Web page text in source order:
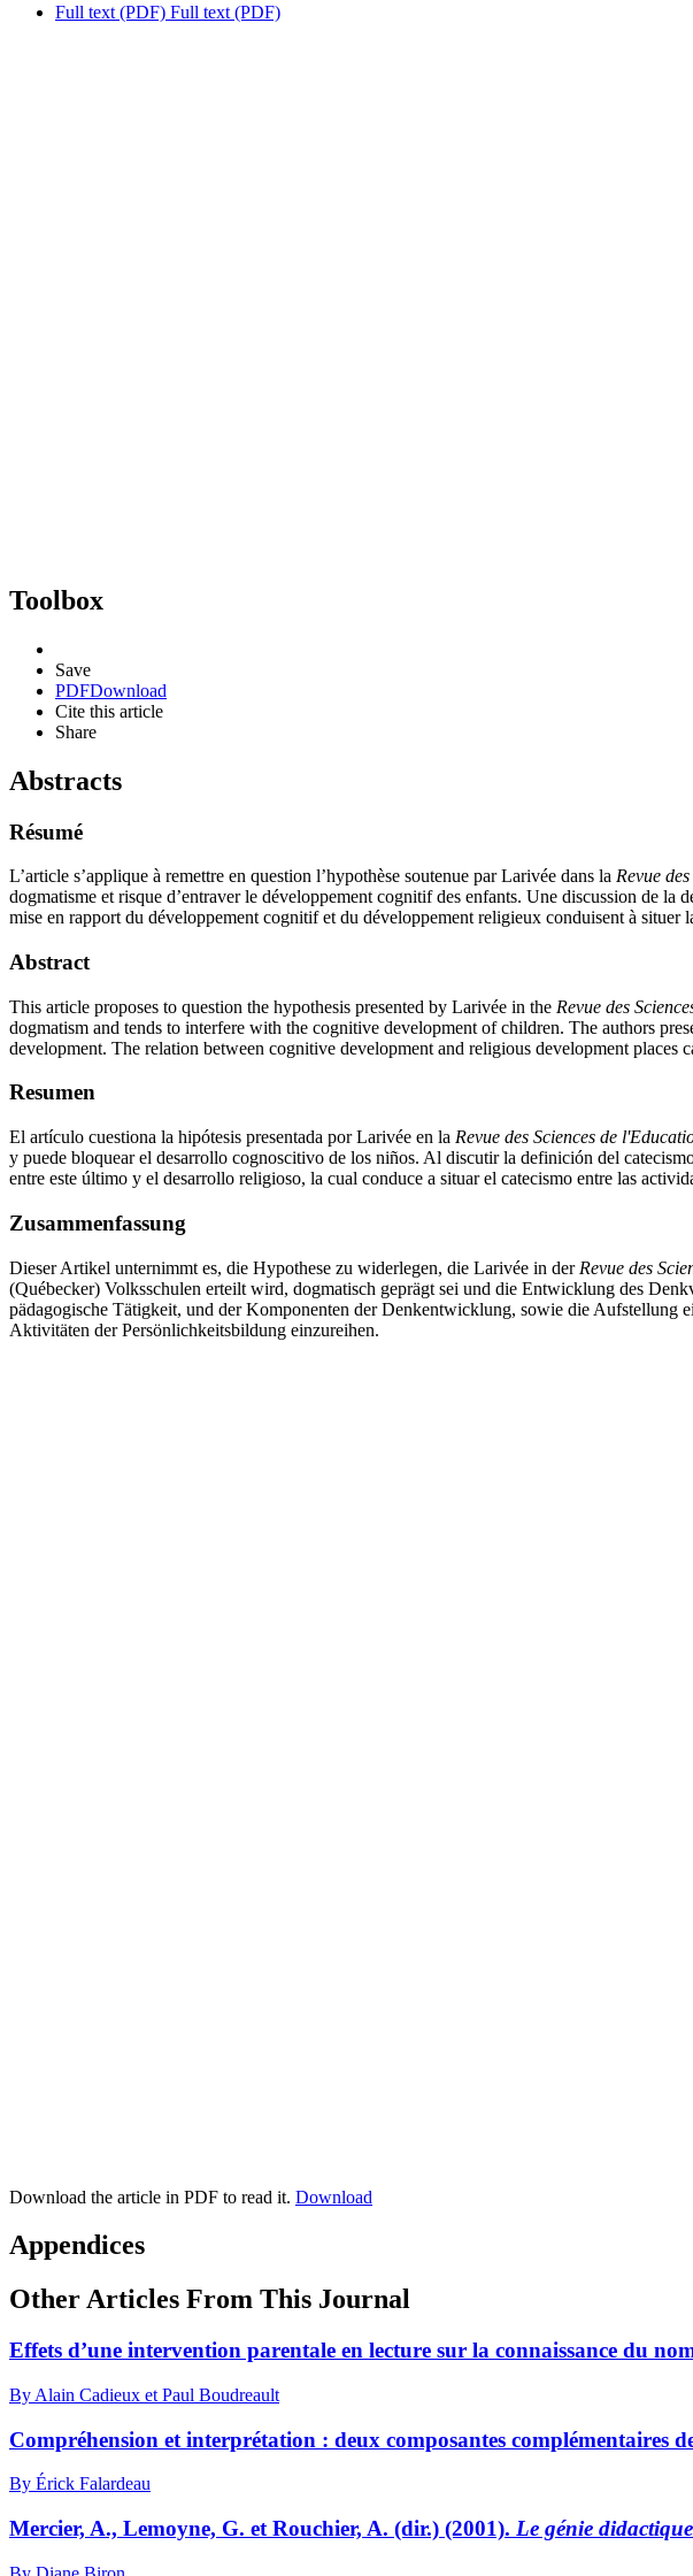
Full text (PDF) Full text (PDF)
Toolbox
Save
PDFDownload
Cite this article
Share
Abstracts
Résumé
L’article s’applique à remettre en question l’hypothèse soutenue par Larivée dans la Revue
dogmatisme et risque d’entraver le développement cognitif des enfants. Une discussion de
mise en rapport du développement cognitif et du développement religieux conduisent à situer
Abstract
This article proposes to question the hypothesis presented by Larivée in the Revue des
dogmatism and tends to interfere with the cognitive development of children. The authors
development. The relation between cognitive development and religious development places
Resumen
El artículo cuestiona la hipótesis presentada por Larivée en la Revue des Sciences de
y puede bloquear el desarrollo cognoscitivo de los niños. Al discutir la definición del
entre este último y el desarrollo religioso, la cual conduce a situar el catecismo entre las
Zusammenfassung
Dieser Artikel unternimmt es, die Hypothese zu widerlegen, die Larivée in der Revue des
(Québecker) Volksschulen erteilt wird, dogmatisch geprägt sei und die Entwicklung des
pädagogische Tätigkeit, und der Komponenten der Denkentwicklung, sowie die
Aktivitäten der Persönlichkeitsbildung einzureihen.
Download the article in PDF to read it. Download
Appendices
Other Articles From This Journal
Effets d’une intervention parentale en lecture sur la connaissance du
By Alain Cadieux et Paul Boudreault
Compréhension et interprétation : deux composantes complémentaires
By Érick Falardeau
Mercier, A., Lemoyne, G. et Rouchier, A. (dir.) (2001). Le génie